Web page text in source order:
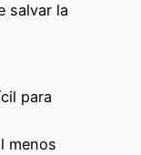
salvar la
para
menos